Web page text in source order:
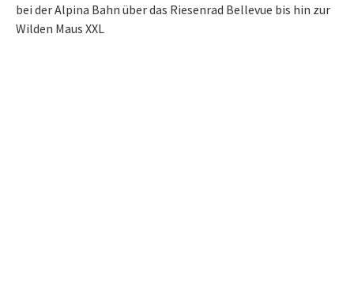
bei der Alpina Bahn über das Riesenrad Bellevue bis hin zur
Wilden Maus XXL